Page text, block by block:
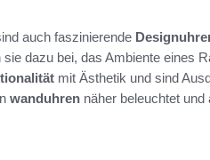
auch faszinierende
dazu bei, das Ambiente eines
mit Ästhetik und sind
wanduhren näher beleuchtet